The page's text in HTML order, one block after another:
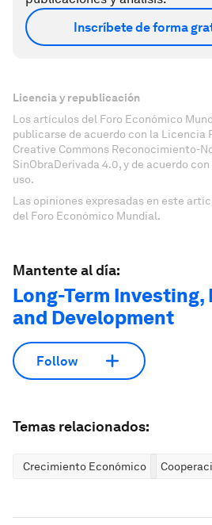
Inscríbete de forma
Licencia y republicación
Los artículos del Foro Económico
publicarse de acuerdo con la Licencia
Creative Commons Reconocimiento-
SinObraDerivada 4.0, y de acuerdo
uso.
Las opiniones expresadas en este
del Foro Económico Mundial.
Mantente al día:
Long-Term
and Development
Follow
Temas relacionados:
Crecimiento Económico